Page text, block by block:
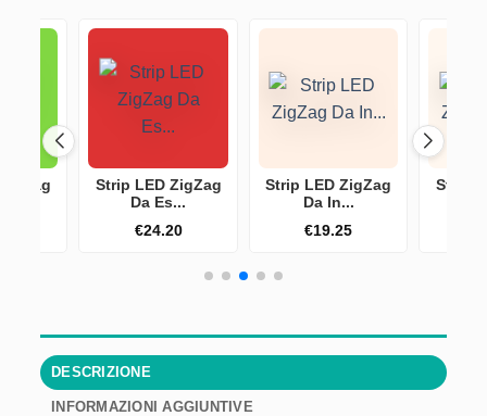
Strip LED ZigZag
Da Es...
€24.20
Strip LED ZigZag
Da In...
€19.25
Strip
DESCRIZIONE
INFORMAZIONI AGGIUNTIVE